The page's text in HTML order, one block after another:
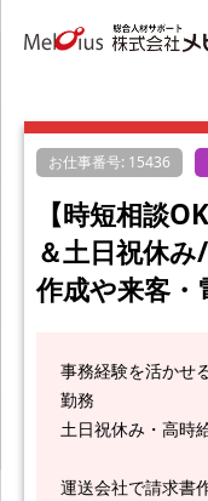
お仕事番号: 15436
【時短相談
＆土日祝休
作成や来客・
事務経験を活かせ
勤務
土日祝休み・高時
運送会社で請求書